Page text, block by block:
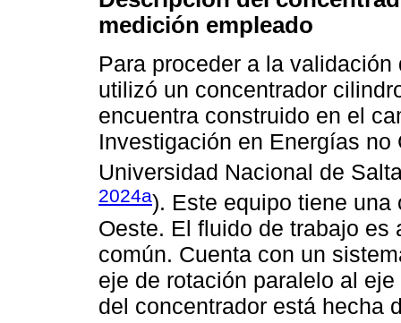
medición empleado
Para proceder a la
utilizó un concentrador
encuentra construido en el
Investigación en Energías
Universidad Nacional de
2024a). Este equipo tiene
Oeste. El fluido de trabajo es
común. Cuenta con un
eje de rotación paralelo al
del concentrador está hecha